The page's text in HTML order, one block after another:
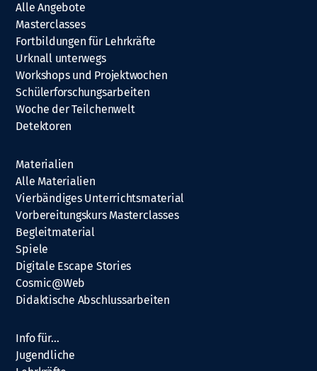
Alle Angebote
Masterclasses
Fortbildungen für Lehrkräfte
Urknall unterwegs
Workshops und Projektwochen
Schülerforschungsarbeiten
Woche der Teilchenwelt
Detektoren
Materialien
Alle Materialien
Vierbändiges Unterrichtsmaterial
Vorbereitungskurs Masterclasses
Begleitmaterial
Spiele
Digitale Escape Stories
Cosmic@Web
Didaktische Abschlussarbeiten
Info für…
Jugendliche